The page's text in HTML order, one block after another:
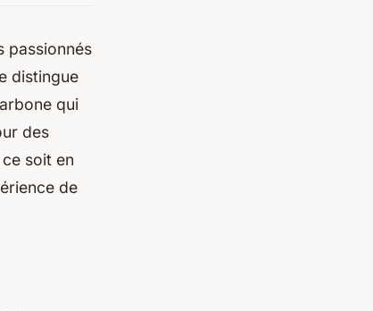
passionnés
distingue
qui
des
soit en
de